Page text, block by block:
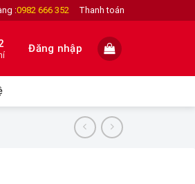
:0982 666 352 Thanh toán
Đăng nhập